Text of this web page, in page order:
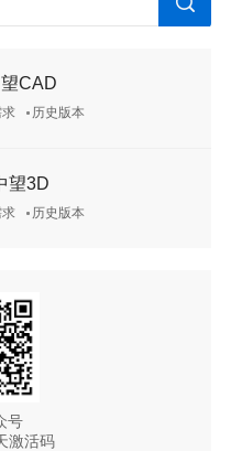
CAD
历史版本
望3D
历史版本
号
激活码